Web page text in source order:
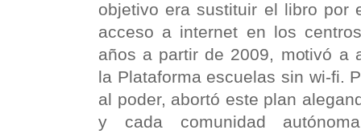
objetivo era sustituir el libro por
acceso a internet en los
años a partir de 2009, motivó a
la Plataforma escuelas sin wi-fi.
al poder, abortó este plan
y cada comunidad